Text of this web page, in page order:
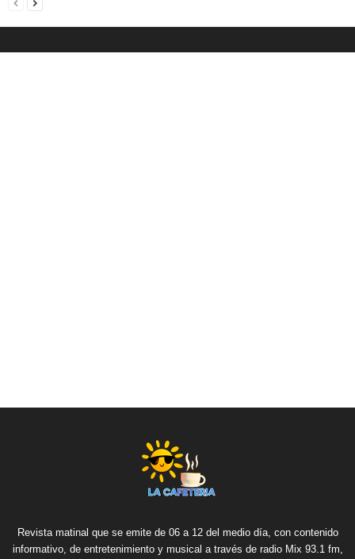
Revista matinal que se emite de 06 a 12 del medio día, con contenido
informativo, de entretenimiento y musical a través de radio Mix 93.1 fm,